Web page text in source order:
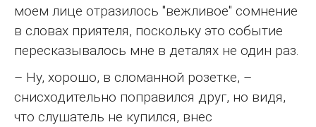
моем лице отразилось "вежливое" сомнение
в словах приятеля, поскольку это событие
пересказывалось мне в деталях не один раз.
– Ну, хорошо, в сломанной розетке, –
снисходительно поправился друг, но видя,
что слушатель не купился, внес